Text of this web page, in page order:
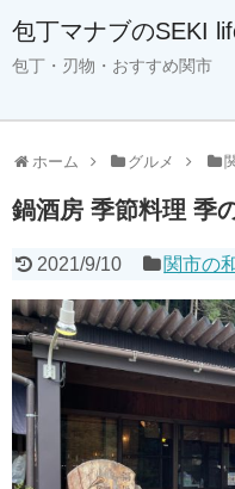
包丁マナブのSEKI
包丁・刃物・おすすめ関市
ホーム グルメ
鍋酒房 季節料理 季
2021/9/10 関市の